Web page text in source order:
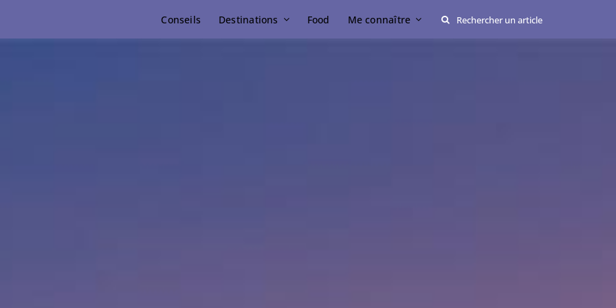
Conseils Destinations Food Me connaître Rechercher: